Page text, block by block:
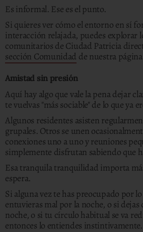
Es informal. Ese es el punto.
Si quieres ver cómo el entorno en sí
interacción relajada, puedes explorar
comunitarios de Ciudad Patricia
sección Comunidad de nuestra
Amistad sin presión
Aquí hay algo que vale la pena dejar
te vuelvas "más sociable" de lo que ya
Algunos residentes asisten
grupales. Otros se unen
conexiones uno a uno y reuniones
simplemente disfrutan sabiendo que
Esa tranquila tranquilidad importa
espera.
Si alguna vez te has preocupado por
entuvieras mal por la noche, o si
noche, o si tu círculo habitual se va
entonces lo entiendes instintivamente.